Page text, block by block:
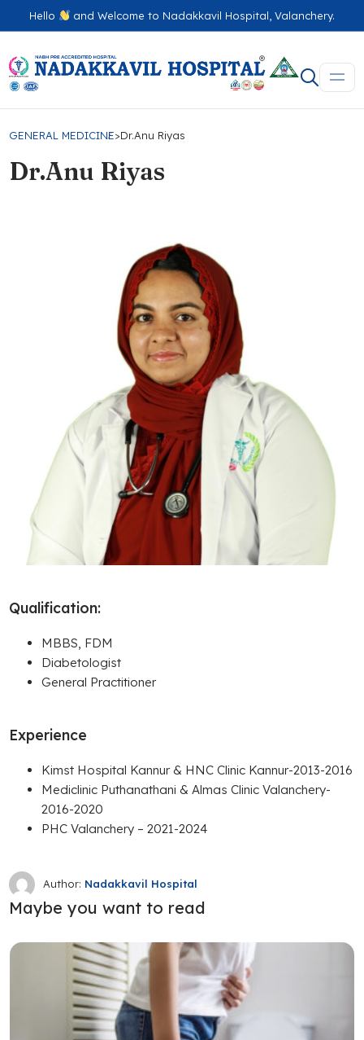
Hello and Welcome to Nadakkavil Hospital, Valanchery.
GENERAL MEDICINE>Dr.Anu Riyas
Dr.Anu Riyas
Qualification:
MBBS, FDM
Diabetologist
General Practitioner
Experience
Kimst Hospital Kannur & HNC Clinic Kannur-2013-2016
Mediclinic Puthanathani & Almas Clinic Valanchery-
2016-2020
PHC Valanchery – 2021-2024
Author: Nadakkavil Hospital
Maybe you want to read